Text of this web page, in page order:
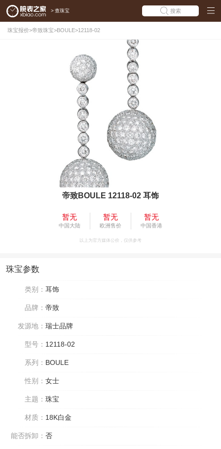
> 查珠宝 搜索
珠宝报价>帝致珠宝>BOULE>12118-02
帝致BOULE 12118-02 耳饰
暂无
中国大陆
暂无
欧洲售价
暂无
中国香港
以上为官方媒体公价，仅供参考
珠宝参数
类别： 耳饰
品牌： 帝致
发源地： 瑞士品牌
型号： 12118-02
系列： BOULE
性别： 女士
主题： 珠宝
材质： 18K白金
能否拆卸： 否